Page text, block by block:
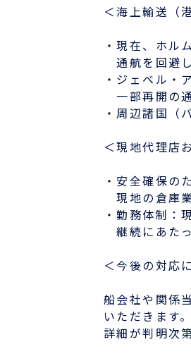
ニュー
航路・エ
サーチャ
企業情
ほっと
コーヒー
今日は何
＜海上輸送（
・現在、ホル
通航を回避
・ジェベル・
一部再開の
・周辺諸国（
＜現地代理店
・安全確保の
現地の倉庫
・勤務体制：
継続にあた
＜今後の対応
船会社や関係
いただきます
詳細が判明次